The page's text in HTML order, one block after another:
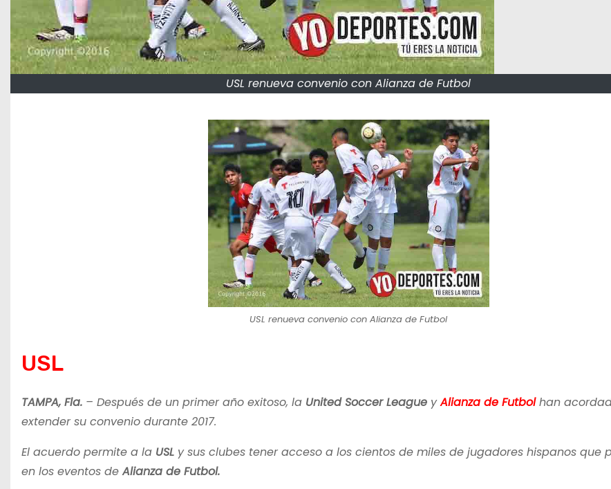
USL renueva convenio con Alianza de Futbol
USL renueva convenio con Alianza de Futbol
USL
TAMPA, Fla. – Después de un primer año exitoso, la United Soccer League yAlianza de Futbol han
extender su convenio durante 2017.
El acuerdo permite a la USL y sus clubes tener acceso a los cientos de miles de jugadores hispanos que
en los eventos deAlianza de Futbol.